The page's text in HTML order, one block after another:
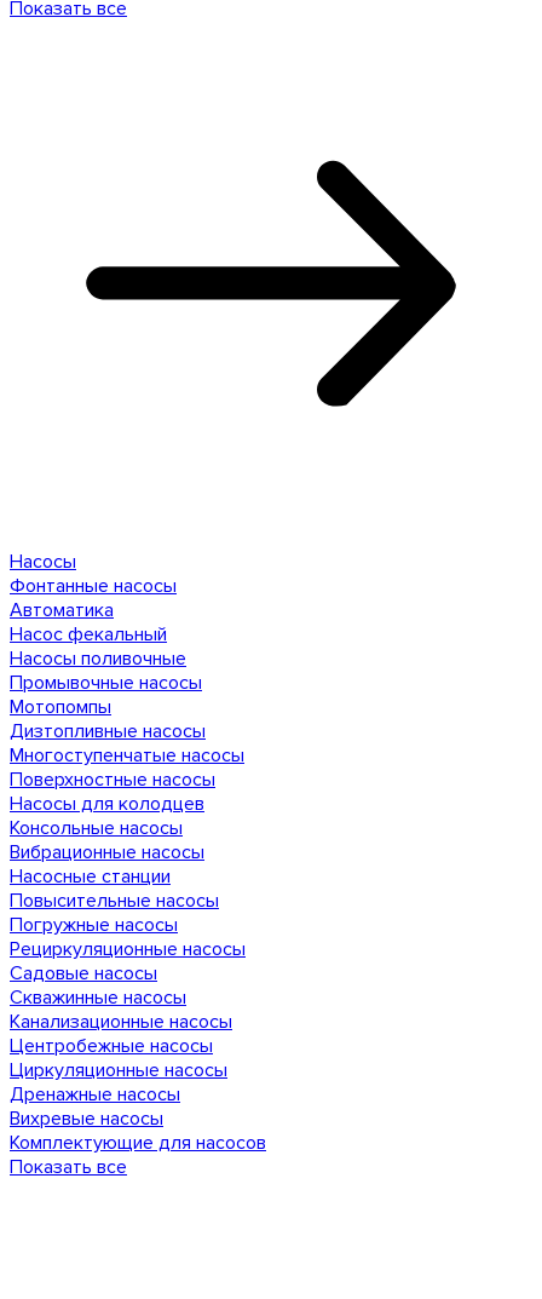
Показать все
Насосы
Фонтанные насосы
Автоматика
Насос фекальный
Насосы поливочные
Промывочные насосы
Мотопомпы
Дизтопливные насосы
Многоступенчатые насосы
Поверхностные насосы
Насосы для колодцев
Консольные насосы
Вибрационные насосы
Насосные станции
Повысительные насосы
Погружные насосы
Рециркуляционные насосы
Садовые насосы
Скважинные насосы
Канализационные насосы
Центробежные насосы
Циркуляционные насосы
Дренажные насосы
Вихревые насосы
Комплектующие для насосов
Показать все